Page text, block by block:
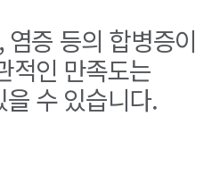
증 등의 합병증이
적인 만족도는
수 있습니다.